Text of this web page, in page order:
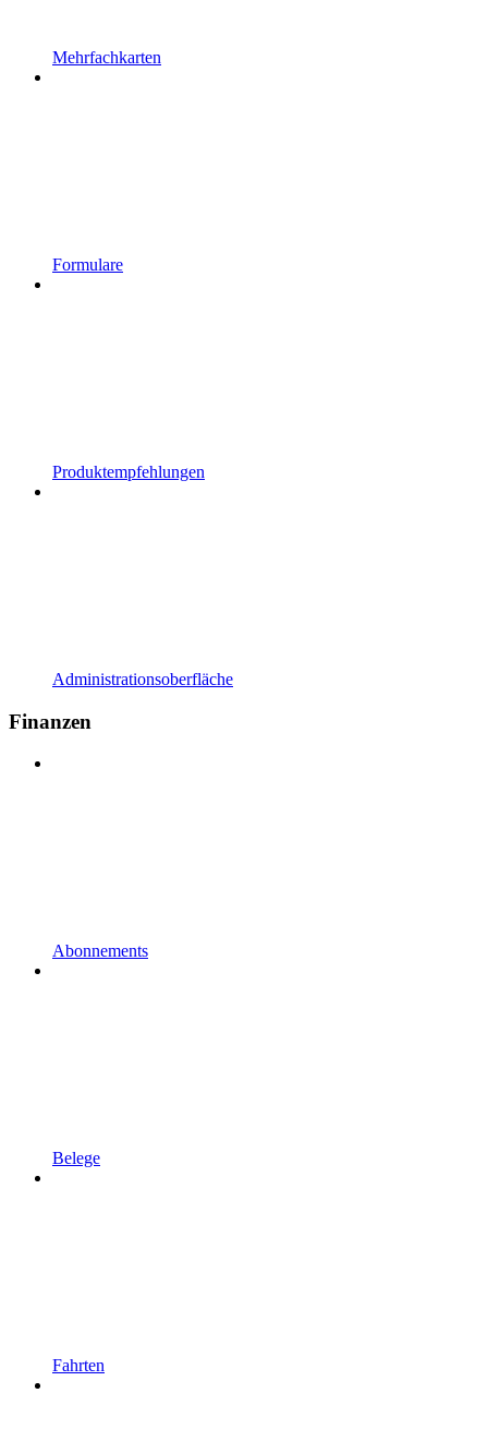
Mehrfachkarten
Formulare
Produktempfehlungen
Administrationsoberfläche
Finanzen
Abonnements
Belege
Fahrten